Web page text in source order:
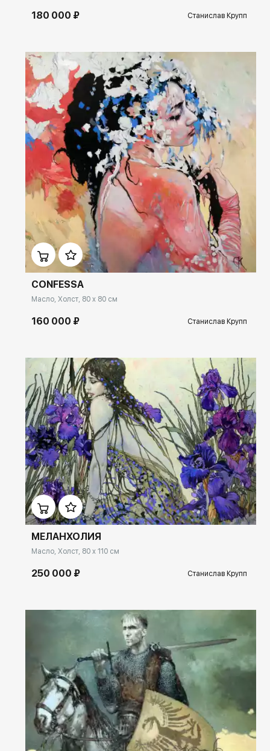
180 000 ₽ Станислав Крупп
Домен: ekb.rakovgallery.ru
CONFESSA
Масло, Холст, 80 x 80 см
160 000 ₽ Станислав Крупп
Домен: ekb.rakovgallery.ru
МЕЛАНХОЛИЯ
Масло, Холст, 80 x 110 см
250 000 ₽ Станислав Крупп